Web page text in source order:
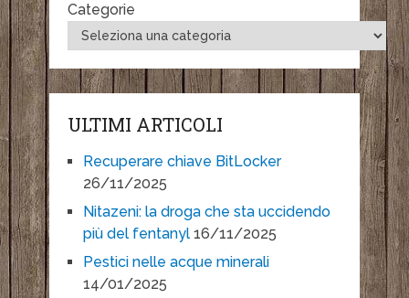
Categorie
ULTIMI ARTICOLI
Recuperare chiave BitLocker
26/11/2025
Nitazeni: la droga che sta uccidendo
più del fentanyl 16/11/2025
Pestici nelle acque minerali
14/01/2025